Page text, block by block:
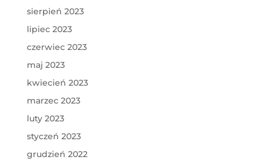
sierpień 2023
lipiec 2023
czerwiec 2023
maj 2023
kwiecień 2023
marzec 2023
luty 2023
styczeń 2023
grudzień 2022